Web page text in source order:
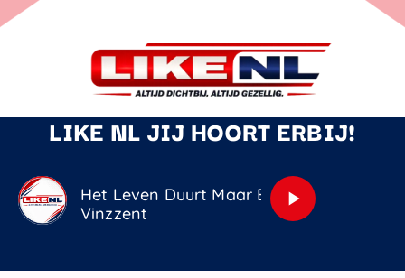
LIKE NL JIJ HOORT ERBIJ!
Het Leven Duurt Maar Even
Vinzzent
play_arrow